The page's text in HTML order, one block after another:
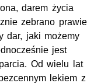
darem życia
zebrano prawie
dar, jaki możemy
jest
Od wielu lat
lekiem z